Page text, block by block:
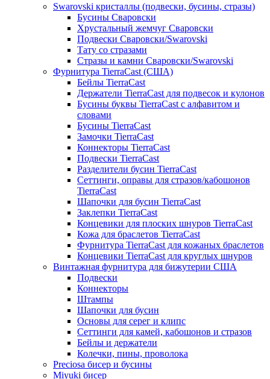
Swarovski кристаллы (подвески, бусины, стразы)
Бусины Сваровски
Хрустальный жемчуг Сваровски
Подвески Сваровски/Swarovski
Тату со стразами
Стразы и камни Сваровски/Swarovski
Фурнитура TierraCast (США)
Бейлы TierraCast
Держатели TierraCast для подвесок и кулонов
Бусины буквы TierraCast с алфавитом и
словами
Бусины TierraCast
Замочки TierraCast
Коннекторы TierraCast
Подвески TierraCast
Разделители бусин TierraCast
Сеттинги, оправы для стразов/кабошонов
TierraCast
Шапочки для бусин TierraCast
Заклепки TierraCast
Концевики для плоских шнуров TierraCast
Кожа для браслетов TierraCast
Фурнитура TierraCast для кожаных браслетов
Концевики TierraCast для круглых шнуров
Винтажная фурнитура для бижутерии США
Подвески
Коннекторы
Штампы
Шапочки для бусин
Основы для серег и клипс
Сеттинги для камей, кабошонов и стразов
Бейлы и держатели
Колечки, пины, проволока
Preciosa бисер и бусины
Miyuki бисер